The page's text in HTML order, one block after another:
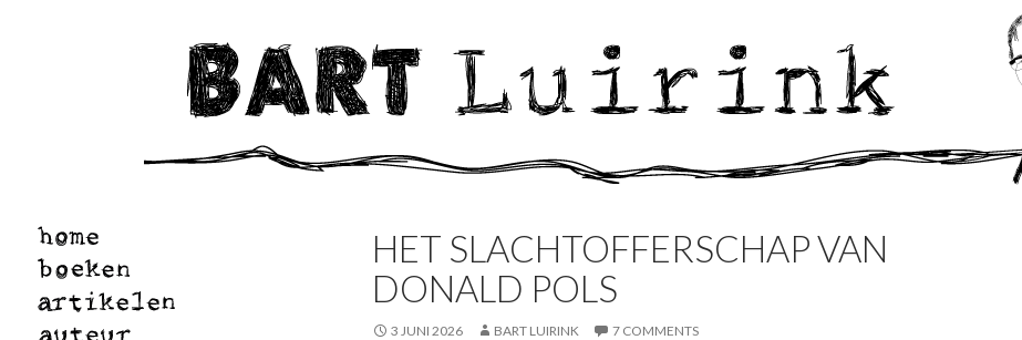
HET SLACHTOFFERSCHAP VAN
DONALD POLS
3 JUNI 2026 BART LUIRINK 7 COMMENTS